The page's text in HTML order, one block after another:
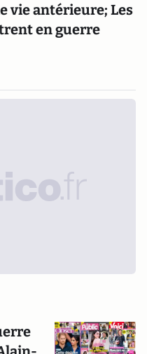
vie antérieure; Les
en guerre